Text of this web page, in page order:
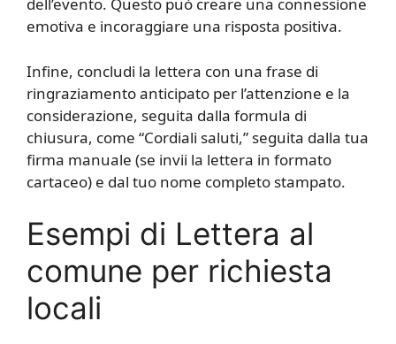
emotiva e incoraggiare una risposta positiva.
Infine, concludi la lettera con una frase di
ringraziamento anticipato per l’attenzione e la
considerazione, seguita dalla formula di
chiusura, come “Cordiali saluti,” seguita dalla tua
firma manuale (se invii la lettera in formato
cartaceo) e dal tuo nome completo stampato.
Esempi di Lettera al
comune per richiesta
locali